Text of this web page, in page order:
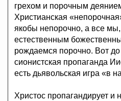
грехом и порочным
Христианская
якобы непорочно, а все
естественным
рождаемся порочно. Вот до
сионистская пропаганда
есть дьявольская игра «в
Христос пропагандирует и